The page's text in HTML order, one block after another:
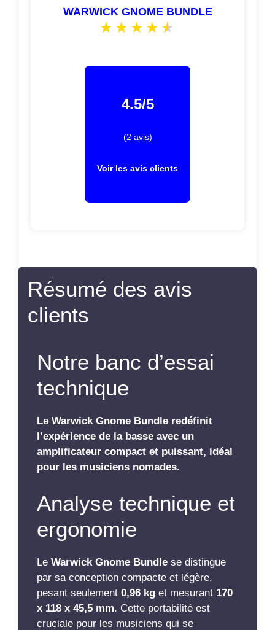
WARWICK GNOME BUNDLE
4.5/5
(2 avis)
Voir les avis clients
Résumé des avis
clients
Notre banc d’essai
technique
Le Warwick Gnome Bundle redéfinit
l’expérience de la basse avec un
amplificateur compact et puissant, idéal
pour les musiciens nomades.
Analyse technique et
ergonomie
Le Warwick Gnome Bundle se distingue
par sa conception compacte et légère,
pesant seulement 0,96 kg et mesurant 170
x 118 x 45,5 mm. Cette portabilité est
cruciale pour les musiciens qui se